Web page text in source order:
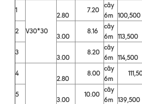
1
V30*30
2.80
7.20
cây
6m
100,500
2
3.00
8.16
cây
6m
113,500
3
3.00
8.20
cây
6m
114,500
4
2.80
8.00
cây
6m
5
3.00
10.00
cây
6m
139,500